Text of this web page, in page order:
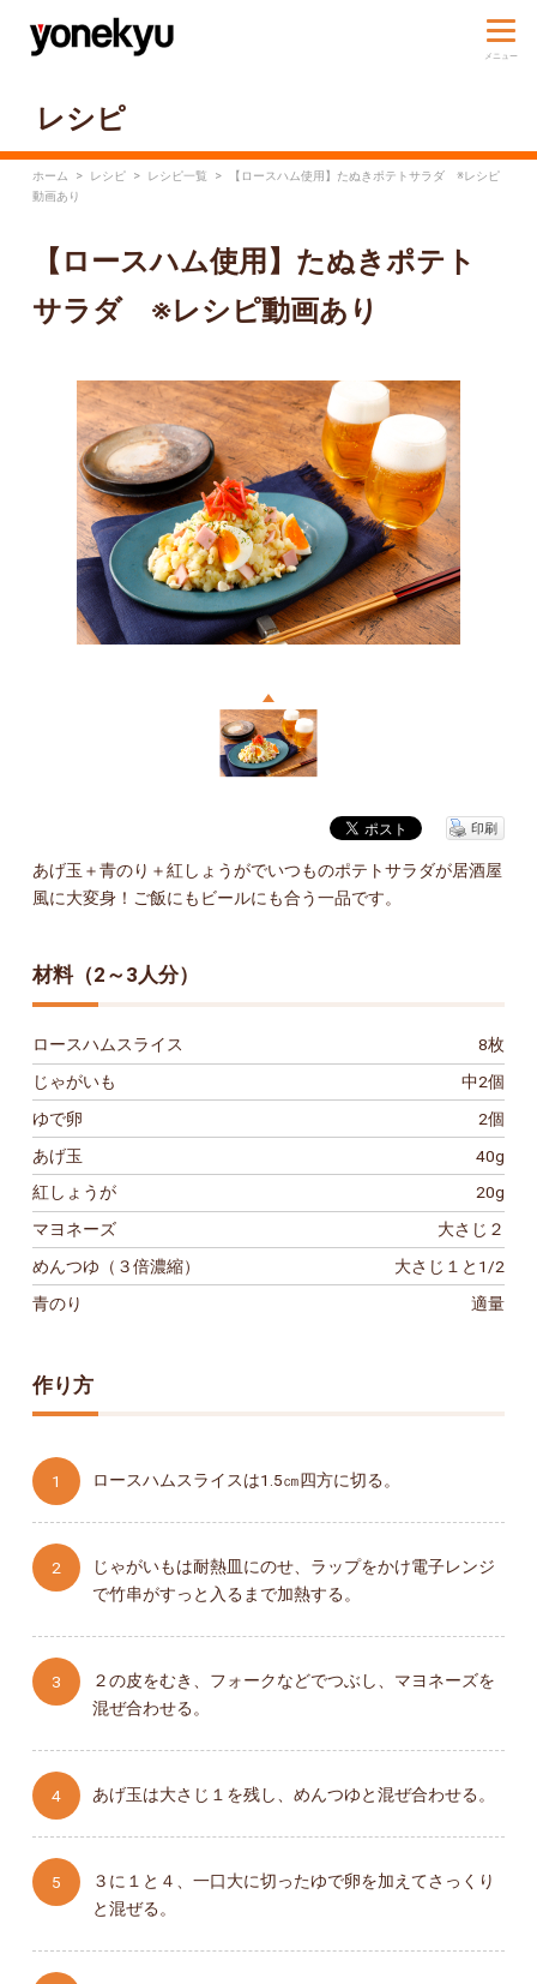
レシピ
ホーム > レシピ > レシピ一覧 >
【ロースハム使用】たぬきポテトサラダ ※レシピ
動画あり
【ロースハム使用】たぬきポテト
サラダ ※レシピ動画あり
印刷
あげ玉＋青のり＋紅しょうがでいつものポテトサラダが居酒屋
風に大変身！ご飯にもビールにも合う一品です。
材料（2～3人分）
ロースハムスライス
8枚
じゃがいも
中2個
ゆで卵
2個
あげ玉
40g
紅しょうが
20g
マヨネーズ
大さじ２
めんつゆ（３倍濃縮）
大さじ１と1/2
青のり
適量
作り方
ロースハムスライスは1.5㎝四方に切る。
じゃがいもは耐熱皿にのせ、ラップをかけ電子レンジ
で竹串がすっと入るまで加熱する。
２の皮をむき、フォークなどでつぶし、マヨネーズを
混ぜ合わせる。
あげ玉は大さじ１を残し、めんつゆと混ぜ合わせる。
３に１と４、一口大に切ったゆで卵を加えてさっくり
と混ぜる。